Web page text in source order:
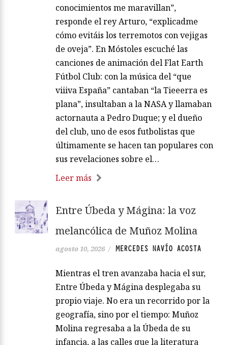
conocimientos me maravillan”,
responde el rey Arturo, “explicadme
cómo evitáis los terremotos con vejigas
de oveja”. En Móstoles escuché las
canciones de animación del Flat Earth
Fútbol Club: con la música del “que
viiiva España” cantaban “la Tieeerra es
plana”, insultaban a la NASA y llamaban
actornauta a Pedro Duque; y el dueño
del club, uno de esos futbolistas que
últimamente se hacen tan populares con
sus revelaciones sobre el…
Leer más
Entre Úbeda y Mágina: la voz
melancólica de Muñoz Molina
agosto 10, 2026 / MERCEDES NAVÍO ACOSTA
Mientras el tren avanzaba hacia el sur,
Entre Úbeda y Mágina desplegaba su
propio viaje. No era un recorrido por la
geografía, sino por el tiempo: Muñoz
Molina regresaba a la Úbeda de su
infancia, a las calles que la literatura